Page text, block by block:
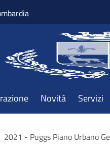
Novità Servizi
2021 - Puggs Piano Urbano